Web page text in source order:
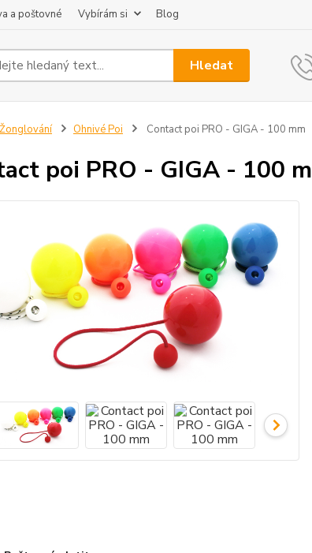
a poštovné Vybírám si Blog
Hledat
Žonglování Ohnivé Poi Contact poi PRO - GIGA - 100 mm
poi PRO - GIGA - 100